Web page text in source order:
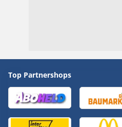
Top Partnershops